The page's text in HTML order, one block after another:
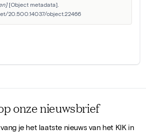
[Object metadata].
20.500.14037/object.22466
onze nieuwsbrief
je het laatste nieuws van het KIK in